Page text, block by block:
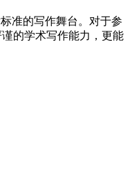
准的写作舞台。对于参
的学术写作能力，更能